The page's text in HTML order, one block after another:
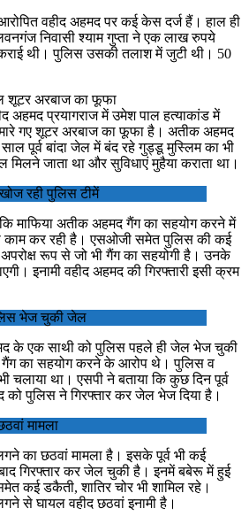
आरोपित वहीद अहमद पर कई केस दर्ज हैं। हाल ही
निवासी श्याम गुप्ता ने एक लाख रुपये
कराई थी। पुलिस उसकी तलाश में जुटी थी। 50
शूटर अरबाज का फूफा
अहमद प्रयागराज में उमेश पाल हत्याकांड में
गए शूटर अरबाज का फूफा है। अतीक अहमद
पूर्व बांदा जेल में बंद रहे गुड्डू मुस्लिम का भी
जाता था और सुविधाएं मुहैया कराता था।
रही पुलिस टीमें
माफिया अतीक अहमद गैंग का सहयोग करने में
काम कर रही है। एसओजी समेत पुलिस की कई
रूप से जो भी गैंग का सहयोगी है। उनके
इनामी वहीद अहमद की गिरफ्तारी इसी क्रम
भेज चुकी जेल
के एक साथी को पुलिस पहले ही जेल भेज चुकी
का सहयोग करने के आरोप थे। पुलिस व
चलाया था। एसपी ने बताया कि कुछ दिन पूर्व
पुलिस ने गिरफ्तार कर जेल भेज दिया है।
मामला
का छठवां मामला है। इसके पूर्व भी कई
गिरफ्तार कर जेल चुकी है। इनमें बबेरू में हुई
कई डकैती, शातिर चोर भी शामिल रहे।
से घायल वहीद छठवां इनामी है।